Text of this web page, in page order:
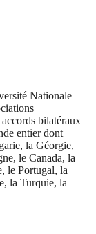
Nationale
bilatéraux
entier dont
la Géorgie,
le Canada, la
le Portugal, la
la Turquie, la